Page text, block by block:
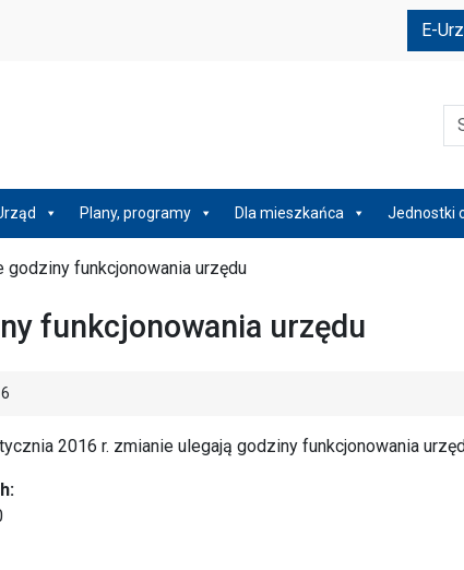
E-
Plany, programy Dla mieszkańca Jednostki
godziny funkcjonowania urzędu
funkcjonowania urzędu
2016 r. zmianie ulegają godziny funkcjonowania